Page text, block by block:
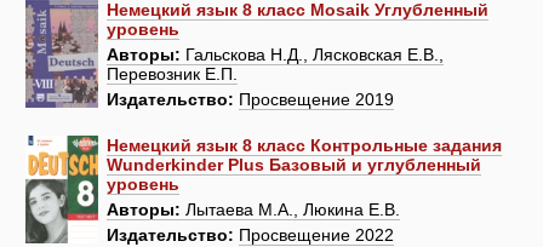
Немецкий язык 8 класс Mosaik Углубленный
уровень
Авторы: Гальскова Н.Д., Лясковская Е.В.,
Перевозник Е.П.
Издательство: Просвещение 2019
Немецкий язык 8 класс Контрольные задания
Wunderkinder Plus Базовый и углубленный
уровень
Авторы: Лытаева М.А., Люкина Е.В.
Издательство: Просвещение 2022